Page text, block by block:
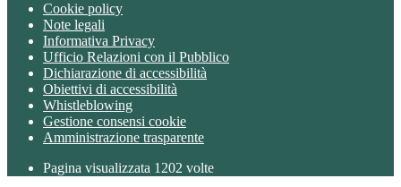
Cookie policy
Note legali
Informativa Privacy
Ufficio Relazioni con il Pubblico
Dichiarazione di accessibilità
Obiettivi di accessibilità
Whistleblowing
Gestione consensi cookie
Amministrazione trasparente
Pagina visualizzata 1202 volte